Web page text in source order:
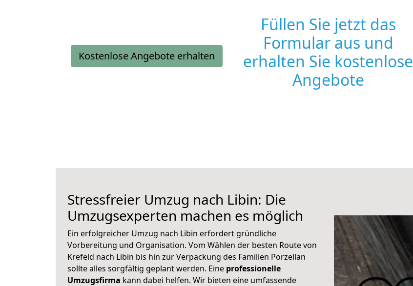
Kostenlose Angebote erhalten
Füllen Sie jetzt das
Formular aus und
erhalten Sie kostenlose
Angebote
Stressfreier Umzug nach Libin: Die
Umzugsexperten machen es möglich
Ein erfolgreicher Umzug nach Libin erfordert gründliche
Vorbereitung und Organisation. Vom Wählen der besten Route von
Krefeld nach Libin bis hin zur Verpackung des Familien Porzellan
sollte alles sorgfältig geplant werden. Eine professionelle
Umzugsfirma kann dabei helfen. Wir bieten eine umfassende